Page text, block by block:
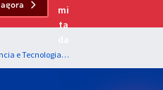
as principais
IFSP - Instituto Federal de Educação Ciência e Tecnologia de São Paulo - Conhecimentos Específicos para o Cargo de Técnico em Contabilidade (Pós-Edital)